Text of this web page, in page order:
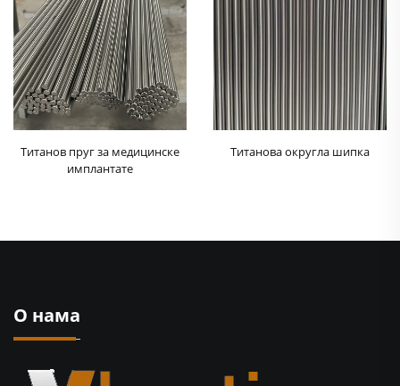
Титанов пруг за медицинске
имплантате
Титанова округла шипка
О нама